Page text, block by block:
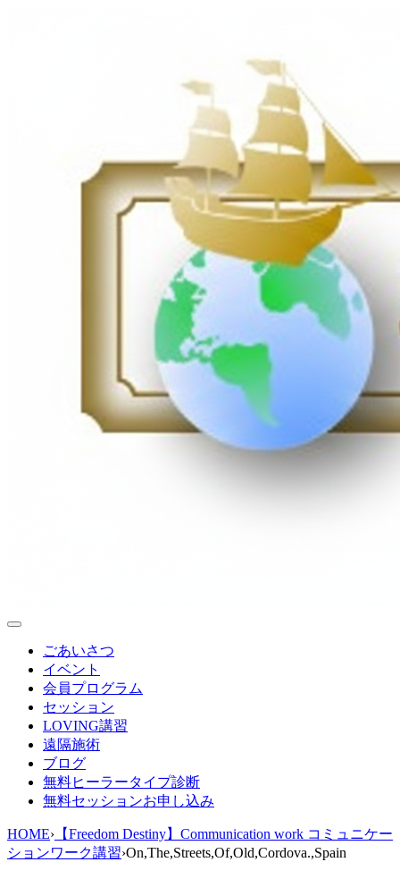
ごあいさつ
イベント
会員プログラム
セッション
LOVING講習
遠隔施術
ブログ
無料ヒーラータイプ診断
無料セッションお申し込み
HOME› 【Freedom Destiny】Communication work コミュニケー
ションワーク講習›On,The,Streets,Of,Old,Cordova.,Spain